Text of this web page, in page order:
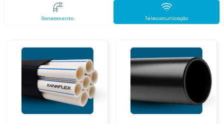
Saneamento Telecomunicação